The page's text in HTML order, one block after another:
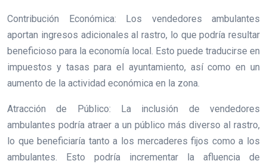
Contribución Económica: Los vendedores ambulantes
aportan ingresos adicionales al rastro, lo que podría resultar
beneficioso para la economía local. Esto puede traducirse en
impuestos y tasas para el ayuntamiento, así como en un
aumento de la actividad económica en la zona.
Atracción de Público: La inclusión de vendedores
ambulantes podría atraer a un público más diverso al rastro,
lo que beneficiaría tanto a los mercaderes fijos como a los
ambulantes. Esto podría incrementar la afluencia de